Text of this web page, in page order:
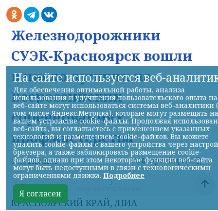
Железнодорожники
СУЭК-Красноярск вошли
в число лучших на
Всероссийских
соревнованиях
профмастерства
07.08.2026 22:13 НИА-Красноярск
На сайте используется веб-
Для обеспечения оптимальной работы, анализа
использования и улучшения пользовательского опыта на
веб-сайте могут использоваться системы веб-аналитики
том числе Яндекс.Метрика), которые могут размещать на
вашем устройстве cookie-файлы. Продолжая
веб-сайта, вы соглашаетесь с применением указанных
технологий и размещением cookie-файлов. Вы можете
удалить cookie-файлы с вашего устройства через
браузера, а также заблокировать размещение cookie-
файлов, однако при этом некоторые функции веб-сайта
могут быть недоступными в связи с технологическими
ограничениями движка. Подробнее
Я согласен